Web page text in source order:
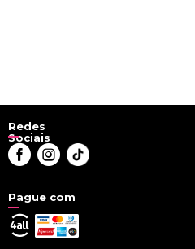
Redes
Sociais
Pague com